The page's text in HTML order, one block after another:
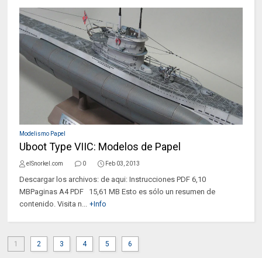
Modelismo Papel
Uboot Type VIIC: Modelos de Papel
elSnorkel.com 0 Feb 03, 2013
Descargar los archivos: de aqui: Instrucciones PDF 6,10
MBPaginas A4 PDF 15,61 MB Esto es sólo un resumen de
contenido. Visita n... +Info
1 2 3 4 5 6